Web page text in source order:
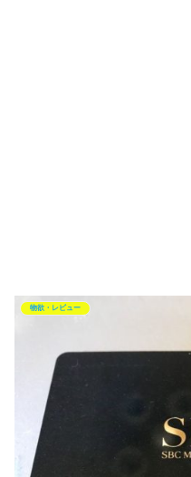
物欲・レビュー